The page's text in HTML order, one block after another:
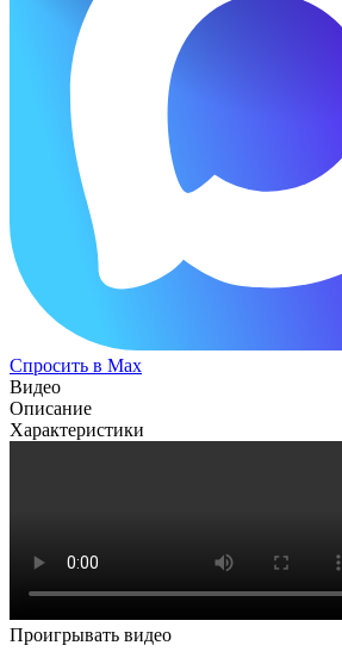
Спросить в Max
Видео
Описание
Характеристики
Проигрывать видео